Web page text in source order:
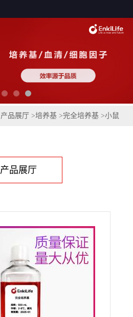
产品展厅 >培养基 >完全培养基 >小鼠
产品展厅